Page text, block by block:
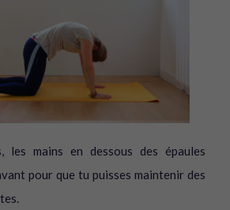
mains en dessous des épaules
pour que tu puisses maintenir des